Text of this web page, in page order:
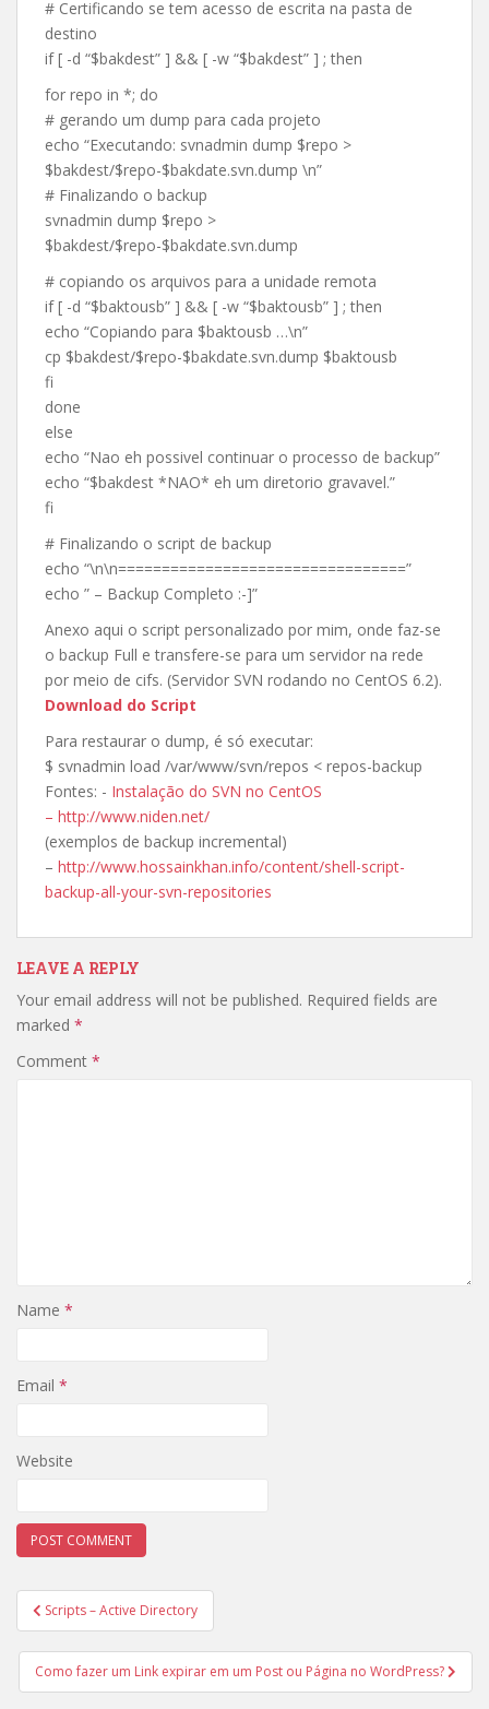
# Certificando se tem acesso de escrita na pasta de
destino
if [ -d “$bakdest” ] && [ -w “$bakdest” ] ; then
for repo in *; do
# gerando um dump para cada projeto
echo “Executando: svnadmin dump $repo >
$bakdest/$repo-$bakdate.svn.dump \n”
# Finalizando o backup
svnadmin dump $repo >
$bakdest/$repo-$bakdate.svn.dump
# copiando os arquivos para a unidade remota
if [ -d “$baktousb” ] && [ -w “$baktousb” ] ; then
echo “Copiando para $baktousb …\n”
cp $bakdest/$repo-$bakdate.svn.dump $baktousb
fi
done
else
echo “Nao eh possivel continuar o processo de backup”
echo “$bakdest *NAO* eh um diretorio gravavel.”
fi
# Finalizando o script de backup
echo “\n\n=================================”
echo ” – Backup Completo :-]”
Anexo aqui o script personalizado por mim, onde faz-se
o backup Full e transfere-se para um servidor na rede
por meio de cifs. (Servidor SVN rodando no CentOS 6.2).
Download do Script
Para restaurar o dump, é só executar:
$ svnadmin load /var/www/svn/repos < repos-backup
Fontes: - Instalação do SVN no CentOS
– http://www.niden.net/
(exemplos de backup incremental)
– http://www.hossainkhan.info/content/shell-script-
backup-all-your-svn-repositories
LEAVE A REPLY
Your email address will not be published. Required fields are
marked *
Comment *
Name *
Email *
Website
Post
navigation
Scripts – Active Directory
Como fazer um Link expirar em um Post ou Página no WordPress?